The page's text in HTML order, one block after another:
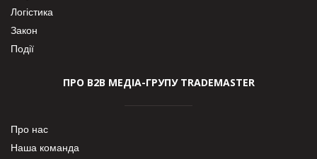
Логістика
Закон
Події
ПРО В2В МЕДІА-ГРУПУ TRADEMASTER
Про нас
Наша команда